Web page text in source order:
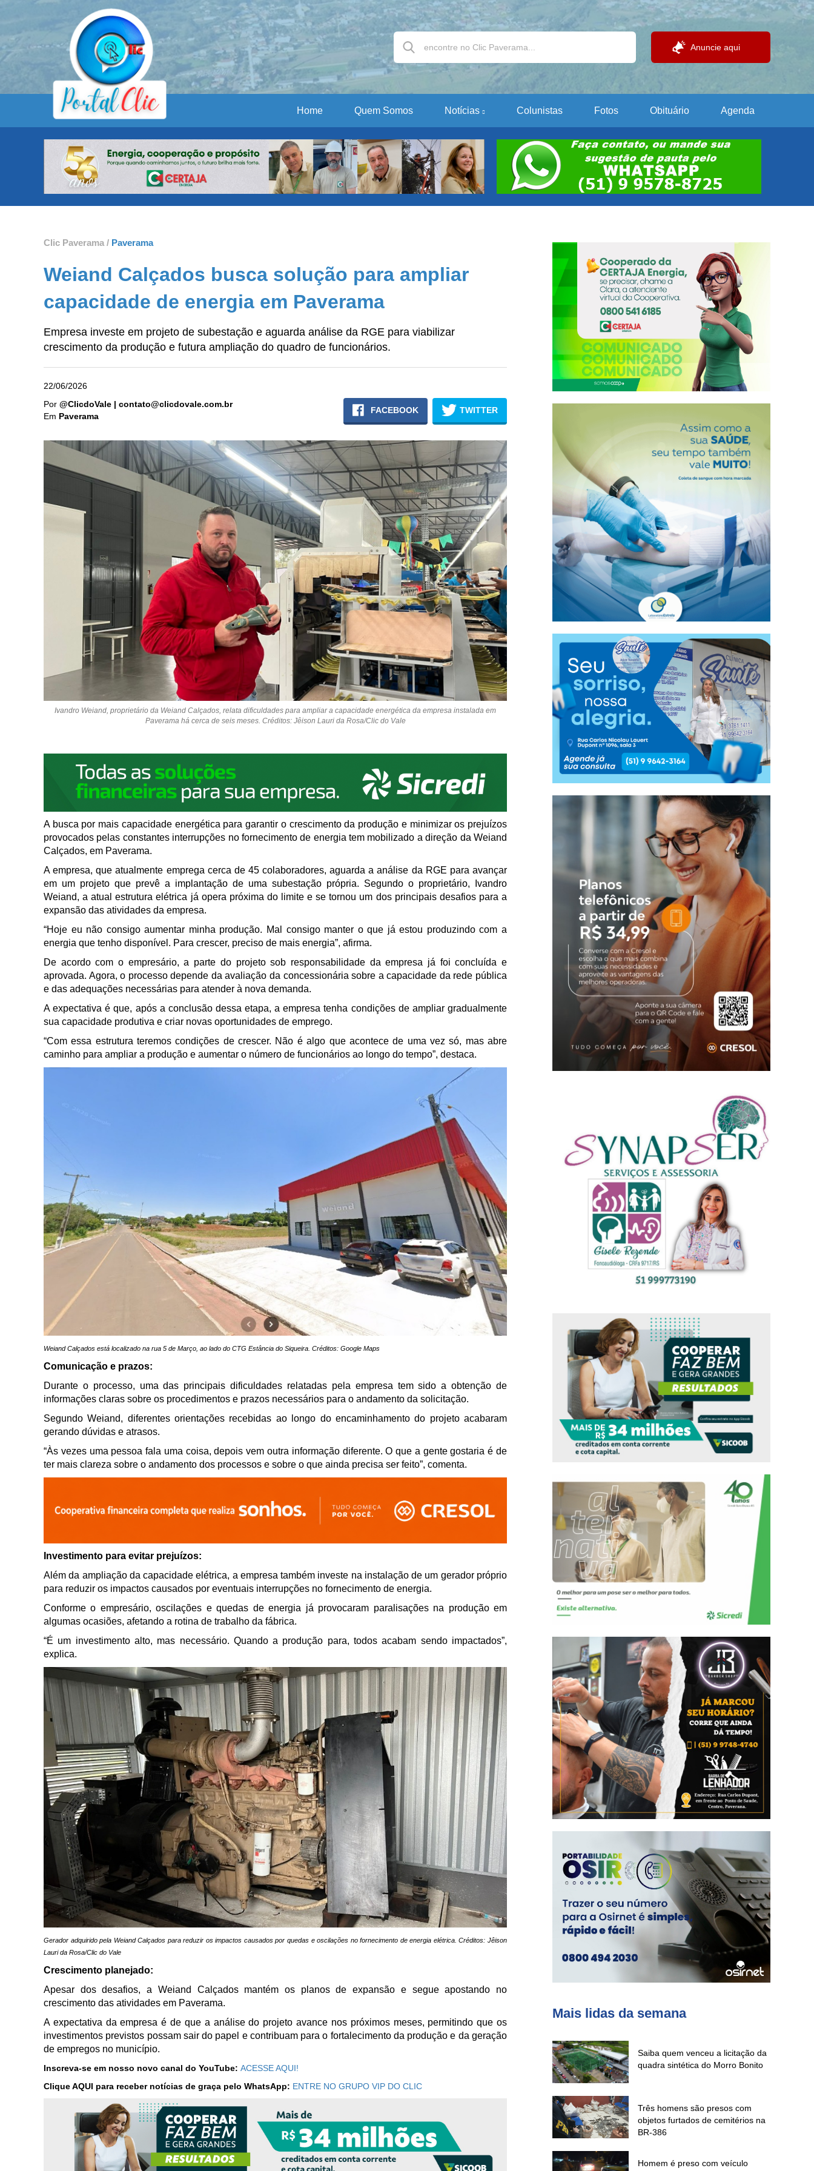
Anuncie aqui
Home Quem Somos Notícias Colunistas Fotos Obituário Agenda
Clic Paverama / Paverama
Weiand Calçados busca solução para ampliar
capacidade de energia em Paverama
Empresa investe em projeto de subestação e aguarda análise da RGE para viabilizar
crescimento da produção e futura ampliação do quadro de funcionários.
22/06/2026
Por @ClicdoVale | contato@clicdovale.com.br
Em Paverama
FACEBOOK TWITTER
Ivandro Weiand, proprietário da Weiand Calçados, relata dificuldades para ampliar a capacidade energética da empresa instalada em
Paverama há cerca de seis meses. Créditos: Jêison Lauri da Rosa/Clic do Vale
A busca por mais capacidade energética para garantir o crescimento da produção e minimizar os prejuízos
provocados pelas constantes interrupções no fornecimento de energia tem mobilizado a direção da Weiand
Calçados, em Paverama.
A empresa, que atualmente emprega cerca de 45 colaboradores, aguarda a análise da RGE para avançar
em um projeto que prevê a implantação de uma subestação própria. Segundo o proprietário, Ivandro
Weiand, a atual estrutura elétrica já opera próxima do limite e se tornou um dos principais desafios para a
expansão das atividades da empresa.
“Hoje eu não consigo aumentar minha produção. Mal consigo manter o que já estou produzindo com a
energia que tenho disponível. Para crescer, preciso de mais energia”, afirma.
De acordo com o empresário, a parte do projeto sob responsabilidade da empresa já foi concluída e
aprovada. Agora, o processo depende da avaliação da concessionária sobre a capacidade da rede pública
e das adequações necessárias para atender à nova demanda.
A expectativa é que, após a conclusão dessa etapa, a empresa tenha condições de ampliar gradualmente
sua capacidade produtiva e criar novas oportunidades de emprego.
“Com essa estrutura teremos condições de crescer. Não é algo que acontece de uma vez só, mas abre
caminho para ampliar a produção e aumentar o número de funcionários ao longo do tempo”, destaca.
Weiand Calçados está localizado na rua 5 de Março, ao lado do CTG Estância do Siqueira. Créditos: Google Maps
Comunicação e prazos:
Durante o processo, uma das principais dificuldades relatadas pela empresa tem sido a obtenção de
informações claras sobre os procedimentos e prazos necessários para o andamento da solicitação.
Segundo Weiand, diferentes orientações recebidas ao longo do encaminhamento do projeto acabaram
gerando dúvidas e atrasos.
“Às vezes uma pessoa fala uma coisa, depois vem outra informação diferente. O que a gente gostaria é de
ter mais clareza sobre o andamento dos processos e sobre o que ainda precisa ser feito”, comenta.
Investimento para evitar prejuízos:
Além da ampliação da capacidade elétrica, a empresa também investe na instalação de um gerador próprio
para reduzir os impactos causados por eventuais interrupções no fornecimento de energia.
Conforme o empresário, oscilações e quedas de energia já provocaram paralisações na produção em
algumas ocasiões, afetando a rotina de trabalho da fábrica.
“É um investimento alto, mas necessário. Quando a produção para, todos acabam sendo impactados”,
explica.
Gerador adquirido pela Weiand Calçados para reduzir os impactos causados por quedas e oscilações no fornecimento de energia elétrica. Créditos: Jêison
Lauri da Rosa/Clic do Vale
Crescimento planejado:
Apesar dos desafios, a Weiand Calçados mantém os planos de expansão e segue apostando no
crescimento das atividades em Paverama.
A expectativa da empresa é de que a análise do projeto avance nos próximos meses, permitindo que os
investimentos previstos possam sair do papel e contribuam para o fortalecimento da produção e da geração
de empregos no município.
Inscreva-se em nosso novo canal do YouTube: ACESSE AQUI!
Clique AQUI para receber notícias de graça pelo WhatsApp: ENTRE NO GRUPO VIP DO CLIC
Mais lidas da semana
Saiba quem venceu a licitação da
quadra sintética do Morro Bonito
Três homens são presos com
objetos furtados de cemitérios na
BR-386
Homem é preso com veículo